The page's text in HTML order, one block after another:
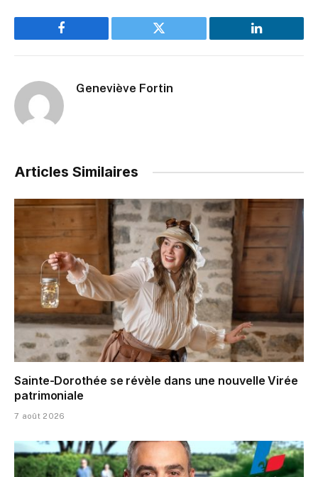
Facebook Twitter LinkedIn
Geneviève Fortin
Articles Similaires
Sainte-Dorothée se révèle dans une nouvelle Virée
patrimoniale
7 août 2026